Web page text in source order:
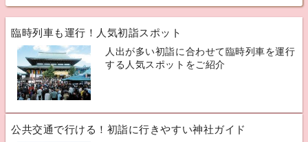
臨時列車も運行！人気初詣スポット
人出が多い初詣に合わせて臨時列車を運行
する人気スポットをご紹介
公共交通で行ける！初詣に行きやすい神社ガイド